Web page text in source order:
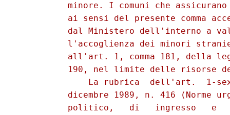
minore. I comuni che
ai sensi del presente comma
dal Ministero dell'interno a
l'accoglienza dei minori
all'art. 1, comma 181, della
190, nel limite delle risorse
La rubrica  dell'art.  1-
dicembre 1989, n. 416 (Norme
politico,   di   ingresso   e